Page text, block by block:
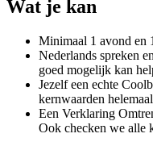
Wat je kan
Minimaal 1 avond en
Nederlands spreken
goed mogelijk kan
Jezelf een echte
kernwaarden
Een Verklaring
Ook checken we alle